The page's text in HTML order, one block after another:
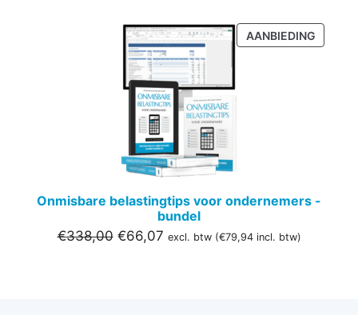
AANBIEDING
IN
Onmisbare belastingtips voor ondernemers -
bundel
€338,00 Oorspronkelijke
€66,07Huidige
excl. btw (€79,94incl. btw)